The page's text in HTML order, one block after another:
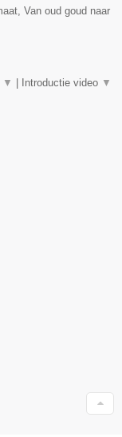
Van oud goud naar
▼ Introductie video ▼